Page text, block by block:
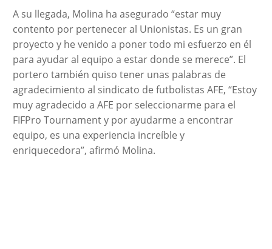
A su llegada, Molina ha asegurado “estar muy
contento por pertenecer al Unionistas. Es un gran
proyecto y he venido a poner todo mi esfuerzo en él
para ayudar al equipo a estar donde se merece”. El
portero también quiso tener unas palabras de
agradecimiento al sindicato de futbolistas AFE, “Estoy
muy agradecido a AFE por seleccionarme para el
FIFPro Tournament y por ayudarme a encontrar
equipo, es una experiencia increíble y
enriquecedora”, afirmó Molina.